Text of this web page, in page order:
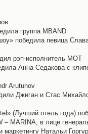
группа MBAND
победила певица
рэп-исполнитель МОТ
Анна Седакова с
Arutunov
Джиган и Стас
(Лучший отель года)
– MARINA, в лице
Натальи